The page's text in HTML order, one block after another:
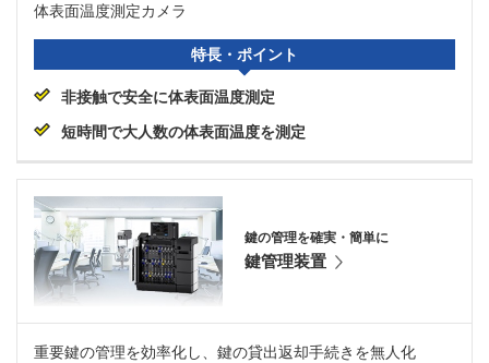
体表面温度測定カメラ
特長・ポイント
非接触で安全に体表面温度測定
短時間で大人数の体表面温度を測定
鍵の管理を確実・簡単に
鍵管理装置
重要鍵の管理を効率化し、鍵の貸出返却手続きを無人化